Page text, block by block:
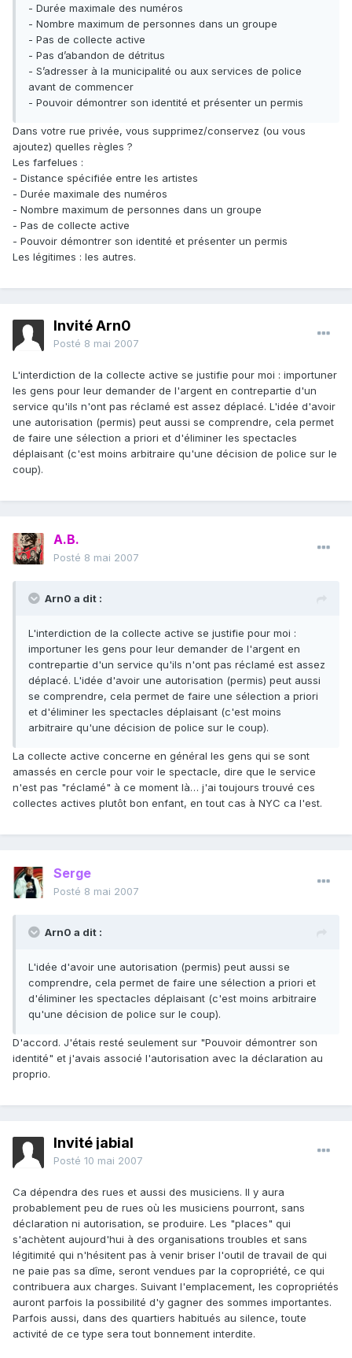
- Durée maximale des numéros
- Nombre maximum de personnes dans un groupe
- Pas de collecte active
- Pas d’abandon de détritus
- S’adresser à la municipalité ou aux services de police
avant de commencer
- Pouvoir démontrer son identité et présenter un permis
Dans votre rue privée, vous supprimez/conservez (ou vous
ajoutez) quelles règles ?
Les farfelues :
- Distance spécifiée entre les artistes
- Durée maximale des numéros
- Nombre maximum de personnes dans un groupe
- Pas de collecte active
- Pouvoir démontrer son identité et présenter un permis
Les légitimes : les autres.
Invité Arn0
Posté 8 mai 2007
L'interdiction de la collecte active se justifie pour moi : importuner
les gens pour leur demander de l'argent en contrepartie d'un
service qu'ils n'ont pas réclamé est assez déplacé. L'idée d'avoir
une autorisation (permis) peut aussi se comprendre, cela permet
de faire une sélection a priori et d'éliminer les spectacles
déplaisant (c'est moins arbitraire qu'une décision de police sur le
coup).
A.B.
Posté 8 mai 2007
Arn0 a dit :
L'interdiction de la collecte active se justifie pour moi :
importuner les gens pour leur demander de l'argent en
contrepartie d'un service qu'ils n'ont pas réclamé est assez
déplacé. L'idée d'avoir une autorisation (permis) peut aussi
se comprendre, cela permet de faire une sélection a priori
et d'éliminer les spectacles déplaisant (c'est moins
arbitraire qu'une décision de police sur le coup).
La collecte active concerne en général les gens qui se sont
amassés en cercle pour voir le spectacle, dire que le service
n'est pas "réclamé" à ce moment là… j'ai toujours trouvé ces
collectes actives plutôt bon enfant, en tout cas à NYC ca l'est.
Serge
Posté 8 mai 2007
Arn0 a dit :
L'idée d'avoir une autorisation (permis) peut aussi se
comprendre, cela permet de faire une sélection a priori et
d'éliminer les spectacles déplaisant (c'est moins arbitraire
qu'une décision de police sur le coup).
D'accord. J'étais resté seulement sur "Pouvoir démontrer son
identité" et j'avais associé l'autorisation avec la déclaration au
proprio.
Invité jabial
Posté 10 mai 2007
Ca dépendra des rues et aussi des musiciens. Il y aura
probablement peu de rues où les musiciens pourront, sans
déclaration ni autorisation, se produire. Les "places" qui
s'achètent aujourd'hui à des organisations troubles et sans
légitimité qui n'hésitent pas à venir briser l'outil de travail de qui
ne paie pas sa dîme, seront vendues par la copropriété, ce qui
contribuera aux charges. Suivant l'emplacement, les copropriétés
auront parfois la possibilité d'y gagner des sommes importantes.
Parfois aussi, dans des quartiers habitués au silence, toute
activité de ce type sera tout bonnement interdite.